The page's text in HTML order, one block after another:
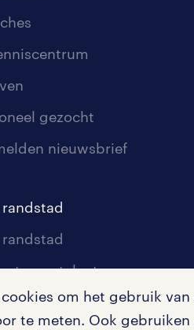
om het gebruik
te meten. Ook
gezocht
nieuwsbrief
voor talent
voor werkgevers